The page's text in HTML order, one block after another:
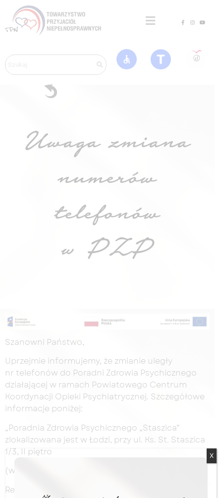
Uwaga zmiana
numerów
telefonów
w PZP
Szanowni Państwo,
Uprzejmie informujemy, że zmianie uległy
nr telefonów do Poradni Zdrowia Psychicznego
działającej w ramach Powiatowego Centrum
Koordynacji Opieki Psychiatrycznej. Szczegółowe
informacje poniżej:
„Poradnia Zdrowia Psychicznego „Staszica”
zlokalizowana jest w Łodzi, przy ul. Ks. St. Staszica
1/3, II piętro
(w budynku jest winda)
Rejestracja mieści się w pokoju nr 203 i 206
X